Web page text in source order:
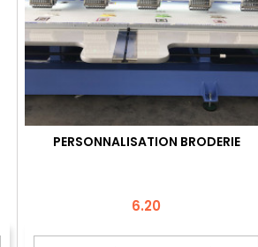
PERSONNALISATION BRODERIE
Price
6.20